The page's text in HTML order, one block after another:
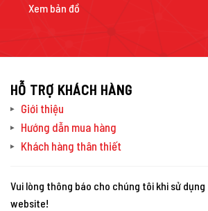
Xem bản đồ
HỖ TRỢ KHÁCH HÀNG
Giới thiệu
Hướng dẫn mua hàng
Khách hàng thân thiết
Vui lòng thông báo cho chúng tôi khi sử
website!